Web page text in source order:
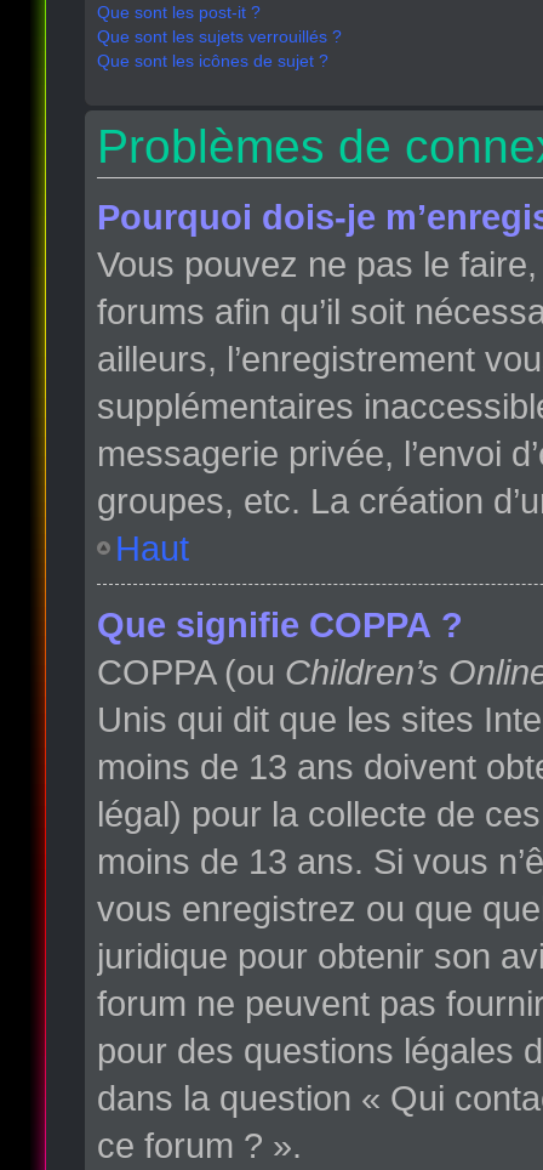
Que sont les post-it ?
Que sont les sujets verrouillés ?
Que sont les icônes de sujet ?
Problèmes de
Pourquoi dois-je
Vous pouvez ne pas le
forums afin qu’il soit
ailleurs, l’enregistrement
supplémentaires
messagerie privée, l’envoi
groupes, etc. La création
Haut
Que signifie COPPA ?
COPPA (ou Children’s
Unis qui dit que les sites
moins de 13 ans doivent
légal) pour la collecte de
moins de 13 ans. Si vous
vous enregistrez ou que
juridique pour obtenir son
forum ne peuvent pas
pour des questions légales
dans la question « Qui
ce forum ? ».